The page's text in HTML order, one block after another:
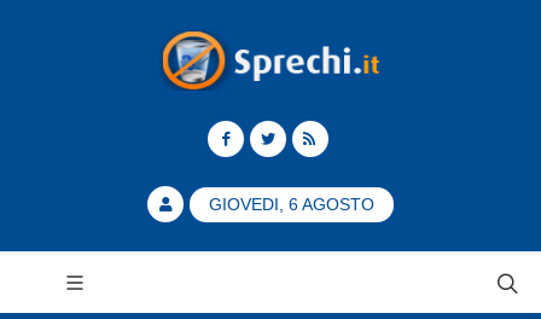
GIOVEDI, 6 AGOSTO